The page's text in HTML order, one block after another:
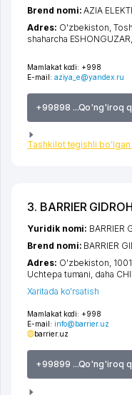
Mamlakat kodi: +998
E-mail: aziya_e@yandex.ru
+99898 ...Qo'ng'iroq
Tashkilot tegishli bo'lgan
Brend nomi:AZIA
Adres: O'zbekiston,
shaharcha ESHONGUZAR
3. BARRIER
Mamlakat kodi: +998
E-mail: info@barrier.uz
barrier.uz
+99899 ...Qo'ng'iroq
Yuridik nomi: BARRIER
Brend nomi: BARRIER
Adres: O'zbekiston,
Uchtepa tumani, daha
Xaritada ko'rsatish